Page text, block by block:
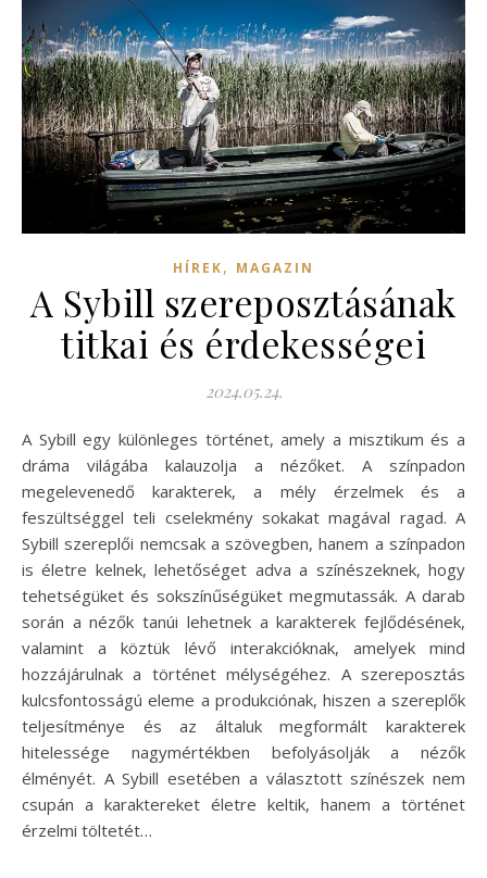
HÍREK, MAGAZIN
A Sybill szereposztásának
titkai és érdekességei
2024.05.24.
A Sybill egy különleges történet, amely a misztikum és a
dráma világába kalauzolja a nézőket. A színpadon
megelevenedő karakterek, a mély érzelmek és a
feszültséggel teli cselekmény sokakat magával ragad. A
Sybill szereplői nemcsak a szövegben, hanem a színpadon
is életre kelnek, lehetőséget adva a színészeknek, hogy
tehetségüket és sokszínűségüket megmutassák. A darab
során a nézők tanúi lehetnek a karakterek fejlődésének,
valamint a köztük lévő interakcióknak, amelyek mind
hozzájárulnak a történet mélységéhez. A szereposztás
kulcsfontosságú eleme a produkciónak, hiszen a szereplők
teljesítménye és az általuk megformált karakterek
hitelessége nagymértékben befolyásolják a nézők
élményét. A Sybill esetében a választott színészek nem
csupán a karaktereket életre keltik, hanem a történet
érzelmi töltetét…